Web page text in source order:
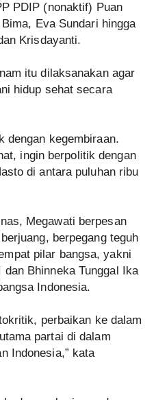
PDIP (nonaktif) Puan
Eva Sundari hingga
Krisdayanti.
itu dilaksanakan agar
hidup sehat secara
dengan kegembiraan.
ingin berpolitik dengan
di antara puluhan ribu
Megawati berpesan
berpegang teguh
pilar bangsa, yakni
Bhinneka Tunggal Ika
Indonesia.
perbaikan ke dalam
partai di dalam
Indonesia,” kata